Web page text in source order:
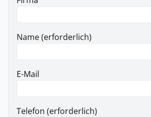
Name (erforderlich)
E-Mail
Telefon (erforderlich)